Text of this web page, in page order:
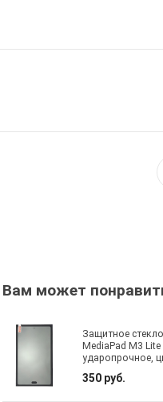
Вам может
Защитное
MediaPad M3 Lite
ударопрочное,
350 руб.